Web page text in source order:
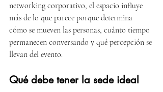
networking corporativo, el espacio influye
más de lo que parece porque determina
cómo se mueven las personas, cuánto tiempo
permanecen conversando y qué percepción se
llevan del evento.
Qué debe tener la sede ideal